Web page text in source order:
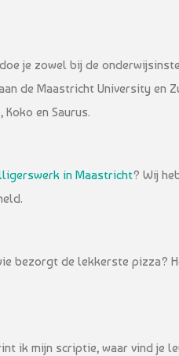
je zowel bij de
de Maastricht University en
en Saurus.
in Maastricht? Wij
bezorgt de lekkerste pizza?
ik mijn scriptie, waar vind je